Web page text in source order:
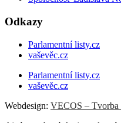
Odkazy
Parlamentní listy.cz
vaševěc.cz
Parlamentní listy.cz
vaševěc.cz
Webdesign: VECOS – Tvorba